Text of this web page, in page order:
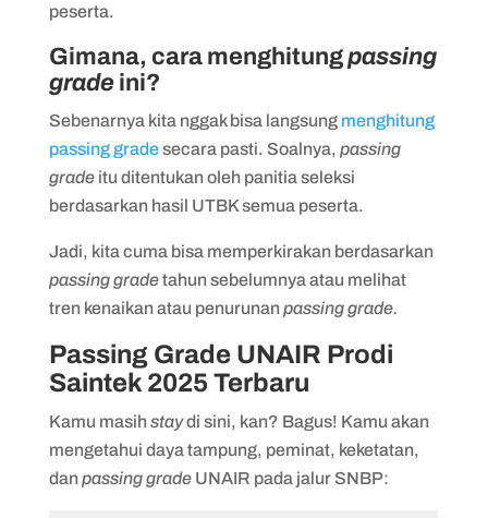
peserta.
Gimana, cara menghitungpassing
gradeini?
Sebenarnya kita nggak bisa langsung menghitung
passing gradesecara pasti. Soalnya, passing
gradeitu ditentukan oleh panitia seleksi
berdasarkan hasil UTBK semua peserta.
Jadi, kita cuma bisa memperkirakan berdasarkan
passing gradetahun sebelumnya atau melihat
tren kenaikan atau penurunanpassing grade.
Passing Grade UNAIR Prodi
Saintek 2025 Terbaru
Kamu masihstaydi sini, kan? Bagus! Kamu akan
mengetahui daya tampung, peminat, keketatan,
danpassing grade UNAIR pada jalur SNBP: